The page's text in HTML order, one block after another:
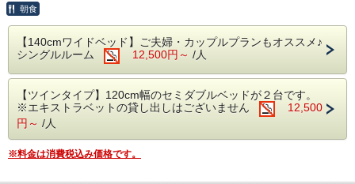
・海外在住の方はチェックイン時、パスポートのコピーを取
らせていただきます。
■無料駐車場■
※バス・トラックの駐車は事前にご連絡をお願い致し
ます。
（7/1～9/15までは夏季繁忙期としてバス・トラックの
駐車はできません）
■朝食■
■未就学のお子様■
・おむつの取れていないお子様は大浴場の利用に制限がござ
います。
■注意点■
・【チェックイン】16:00～、【チェックアウト】～10:00
します。
・入れ墨・タトゥーやシール等のある方はご入館いただけま
される方にオススメの1部屋に付き5000円分の館内利用
券が1枚付くプランです♪
まで」です
※館内利用券の返金及び、換金は出来ません
朝食
【140cmワイドベッド】ご夫婦・カップルプランもオススメ♪
シングルルーム
12,500円～ /人
【ツインタイプ】120cm幅のセミダブルベッドが２台です。
※エキストラベットの貸し出しはございません
12,500
円～ /人
※料金は消費税込み価格です。